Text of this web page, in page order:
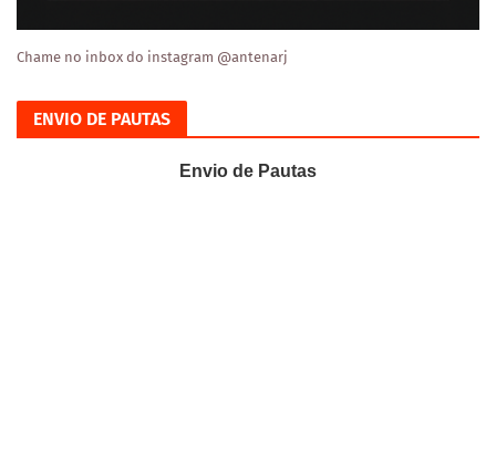
Chame no inbox do instagram @antenarj
ENVIO DE PAUTAS
Envio de Pautas